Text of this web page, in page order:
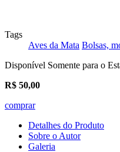
Tags
Aves da Mata Bolsas,
Disponível Somente para o
R$ 50,00
comprar
Detalhes do Produto
Sobre o Autor
Galeria